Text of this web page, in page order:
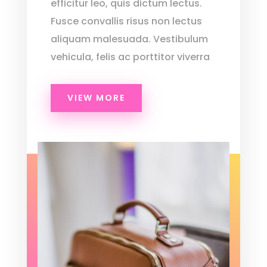
efficitur leo, quis dictum lectus.
Fusce convallis risus non lectus
aliquam malesuada. Vestibulum
vehicula, felis ac porttitor viverra
VIEW MORE